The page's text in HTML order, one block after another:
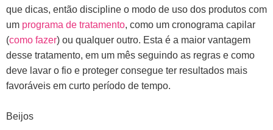
que dicas, então discipline o modo de uso dos produtos com
um programa de tratamento, como um cronograma capilar
(como fazer) ou qualquer outro. Esta é a maior vantagem
desse tratamento, em um mês seguindo as regras e como
deve lavar o fio e proteger consegue ter resultados mais
favoráveis em curto período de tempo.
Beijos